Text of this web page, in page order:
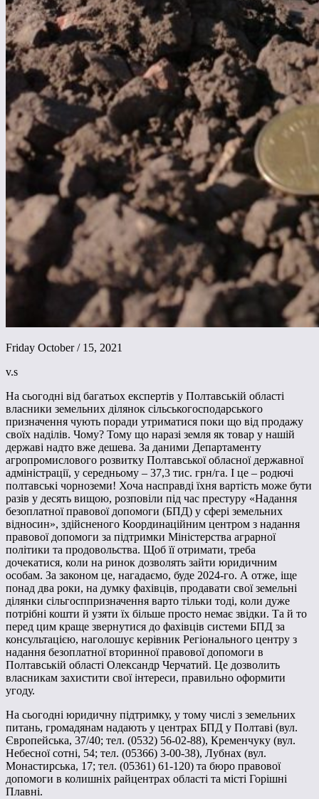
Friday October / 15, 2021
v.s
На сьогодні від багатьох експертів у Полтавській області
власники земельних ділянок сільськогосподарського
призначення чують поради утриматися поки що від продажу
своїх наділів. Чому? Тому що наразі земля як товар у нашій
державі надто вже дешева. За даними Департаменту
агропромислового розвитку Полтавської обласної державної
адміністрації, у середньому – 37,3 тис. грн/га. І це – родючі
полтавські чорноземи! Хоча насправді їхня вартість може бути
разів у десять вищою, розповіли під час престуру «Надання
безоплатної правової допомоги (БПД) у сфері земельних
відносин», здійсненого Координаційним центром з надання
правової допомоги за підтримки Міністерства аграрної
політики та продовольства. Щоб її отримати, треба
дочекатися, коли на ринок дозволять зайти юридичним
особам. За законом це, нагадаємо, буде 2024-го. А отже, іще
понад два роки, на думку фахівців, продавати свої земельні
ділянки сільгосппризначення варто тільки тоді, коли дуже
потрібні кошти й узяти їх більше просто немає звідки. Та й то
перед цим краще звернутися до фахівців системи БПД за
консультацією, наголошує керівник Регіонального центру з
надання безоплатної вторинної правової допомоги в
Полтавській області Олександр Черчатий. Це дозволить
власникам захистити свої інтереси, правильно оформити
угоду.
На сьогодні юридичну підтримку, у тому числі з земельних
питань, громадянам надають у центрах БПД у Полтаві (вул.
Європейська, 37/40; тел. (0532) 56-02-88), Кременчуку (вул.
Небесної сотні, 54; тел. (05366) 3-00-38), Лубнах (вул.
Монастирська, 17; тел. (05361) 61-120) та бюро правової
допомоги в колишніх райцентрах області та місті Горішні
Плавні.